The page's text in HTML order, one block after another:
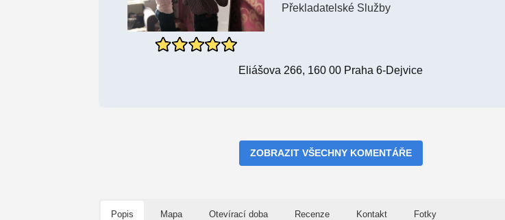
Překladatelské Služby
Eliášova 266, 160 00 Praha 6-Dejvice
ZOBRAZIT VŠECHNY KOMENTÁŘE
Popis Mapa Otevírací doba Recenze Kontakt Fotky